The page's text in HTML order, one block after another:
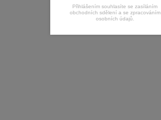
Přihlášením souhlasíte se zasíláním
obchodních sdělení a se zpracováním
osobních údajů.